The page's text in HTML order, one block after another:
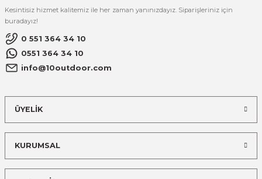
Kesintisiz hizmet kalitemiz ile her zaman yanınızdayız. Siparişleriniz için
buradayız!
0 551 364 34 10
0551 364 34 10
info@10outdoor.com
ÜYELİK
KURUMSAL